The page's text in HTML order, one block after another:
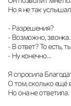
Но я не так
- Разрешения?
- Возможно, звонка.
- В ответ? То есть,
- Ну конечно...
Я спросила
О том, сколько ещё
Но она не ответила.